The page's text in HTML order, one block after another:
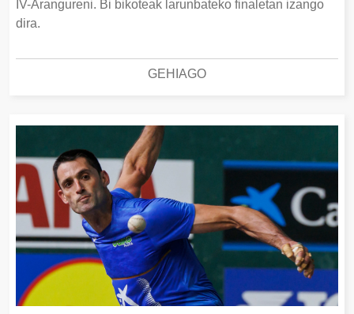
IV-Arangureni. Bi bikoteak larunbateko finaletan izango
dira.
GEHIAGO